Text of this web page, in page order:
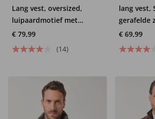
Lang vest, oversized,
luipaardmotief met
glitters
€ 79,99
(14)
lang vest,
gerafelde
€ 69,99